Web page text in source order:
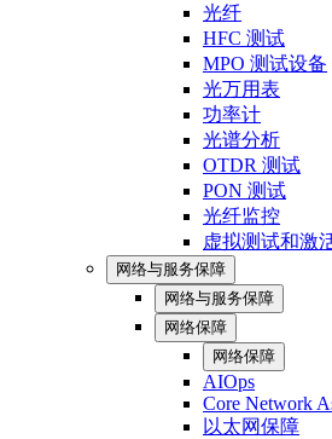
光纤
HFC 测试
MPO 测试设备
光万用表
功率计
光谱分析
OTDR 测试
PON 测试
光纤监控
虚拟测试和激
网络与服务保障
网络与服务保障
网络保障
网络保障
AIOps
Core Network
以太网保障